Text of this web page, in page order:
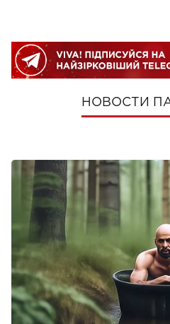
НОВОСТИ